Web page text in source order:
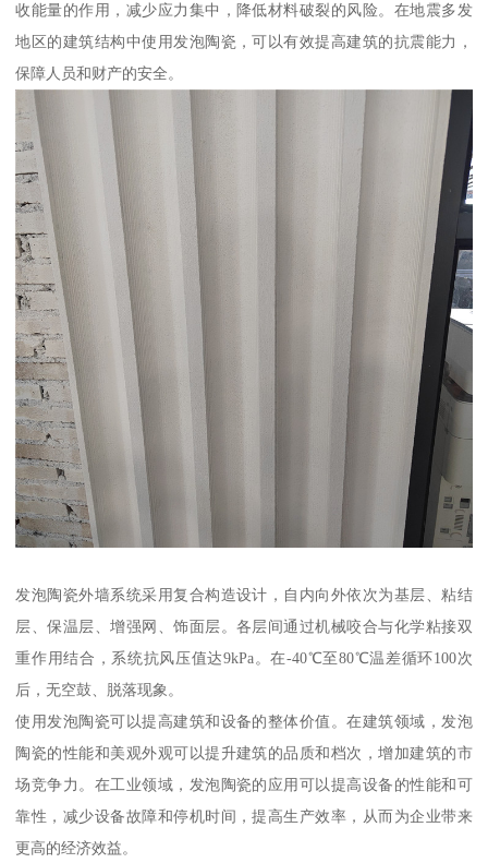
收能量的作用，减少应力集中，降低材料破裂的风险。在地震多发
地区的建筑结构中使用发泡陶瓷，可以有效提高建筑的抗震能力，
保障人员和财产的安全。
发泡陶瓷外墙系统采用复合构造设计，自内向外依次为基层、粘结
层、保温层、增强网、饰面层。各层间通过机械咬合与化学粘接双
重作用结合，系统抗风压值达9kPa。在-40℃至80℃温差循环100次
后，无空鼓、脱落现象。
使用发泡陶瓷可以提高建筑和设备的整体价值。在建筑领域，发泡
陶瓷的性能和美观外观可以提升建筑的品质和档次，增加建筑的市
场竞争力。在工业领域，发泡陶瓷的应用可以提高设备的性能和可
靠性，减少设备故障和停机时间，提高生产效率，从而为企业带来
更高的经济效益。